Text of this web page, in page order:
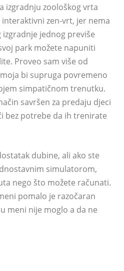
izgradnju zoološkog vrta
zen-vrt, jer nema
jednog previše
park možete napuniti
Proveo sam više od
bi supruga povremeno
simpatičnom trenutku.
savršen za predaju djeci
bez potrebe da ih trenirate
dubine, ali ako ste
simulatorom,
nego što možete računati.
pomalo je razočaran
meni nije moglo a da ne